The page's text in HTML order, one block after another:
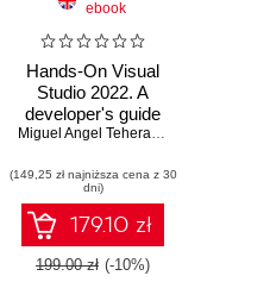
Miguel Angel Teheran Garcia
ebook
Hands-On Visual
Studio 2022. A
developer's guide
to exploring new
practices in
VS2022 for
maximum
productivity
Miguel Angel Teheran Garcia
(149,25 zł najniższa cena z 30
dni)
179.10 zł
199.00 zł (-10%)